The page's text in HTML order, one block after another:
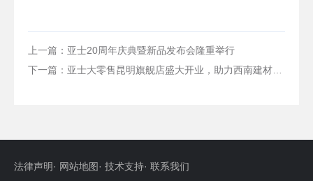
上一篇：亚士20周年庆典暨新品发布会隆重举行
法律声明· 网站地图· 技术支持· 联系我们